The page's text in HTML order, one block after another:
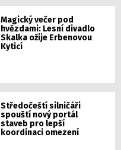
Magický večer pod
hvězdami: Lesní divadlo
Skalka ožije Erbenovou
Kyticí
Středočeští silničáři
spouští nový portál
staveb pro lepší
koordinaci omezení